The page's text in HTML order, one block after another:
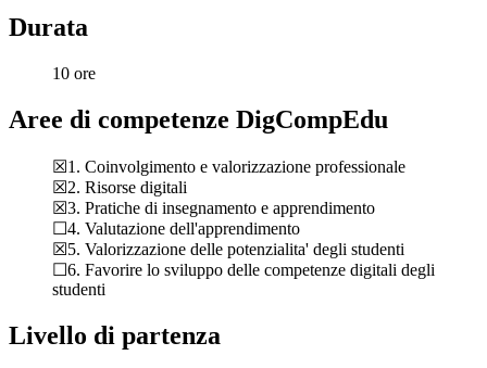
Durata
10 ore
Aree di competenze DigCompEdu
☒1. Coinvolgimento e valorizzazione professionale
☒2. Risorse digitali
☒3. Pratiche di insegnamento e apprendimento
☐4. Valutazione dell'apprendimento
☒5. Valorizzazione delle potenzialita' degli studenti
☐6. Favorire lo sviluppo delle competenze digitali degli
studenti
Livello di partenza